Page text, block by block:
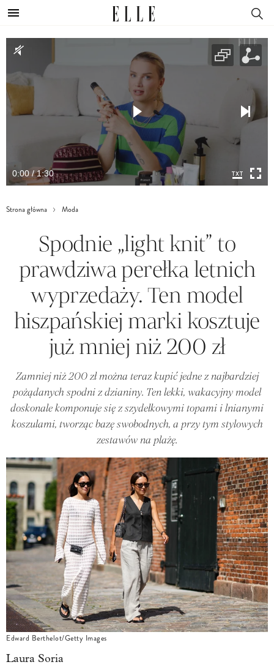
0:00 / 1:30
Strona główna Moda
Spodnie „light knit” to
prawdziwa perełka letnich
wyprzedaży. Ten model
hiszpańskiej marki kosztuje
już mniej niż 200 zł
Zamniej niż 200 zł można teraz kupić jedne z najbardziej
pożądanych spodni z dzianiny. Ten lekki, wakacyjny model
doskonale komponuje się z szydełkowymi topami i lnianymi
koszulami, tworząc bazę swobodnych, a przy tym stylowych
zestawów na plażę.
Edward Berthelot/Getty Images
Laura Soria